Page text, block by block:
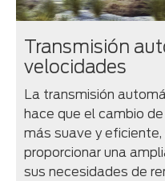
Transmisión
velocidades
La transmisión
hace que el cambio
más suave y
proporcionar una
sus necesidades de